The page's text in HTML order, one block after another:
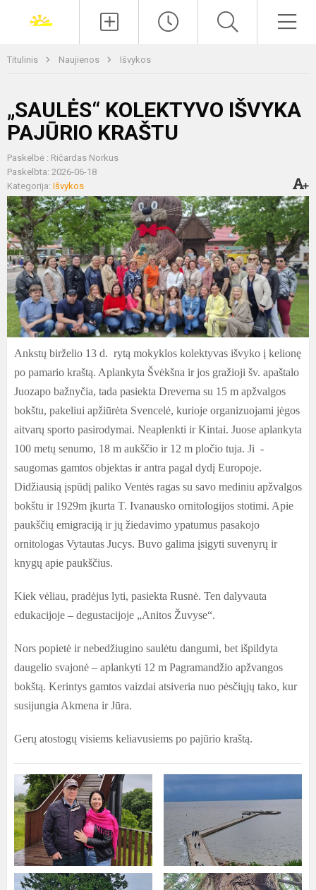
Titulinis Naujienos Išvykos
„SAULĖS“ KOLEKTYVO IŠVYKA
PAJŪRIO KRAŠTU
Paskelbė : Ričardas Norkus
Paskelbta: 2026-06-18
Kategorija: Išvykos
Ankstų birželio 13 d. rytą mokyklos kolektyvas išvyko į kelionę
po pamario kraštą. Aplankyta Švėkšna ir jos gražioji šv. apaštalo
Juozapo bažnyčia, tada pasiekta Dreverna su 15 m apžvalgos
bokštu, pakeliui apžiūrėta Svencelė, kurioje organizuojami jėgos
aitvarų sporto pasirodymai. Neaplenkti ir Kintai. Juose aplankyta
100 metų senumo, 18 m aukščio ir 12 m pločio tuja. Ji -
saugomas gamtos objektas ir antra pagal dydį Europoje.
Didžiausią įspūdį paliko Ventės ragas su savo mediniu apžvalgos
bokštu ir 1929m įkurta T. Ivanausko ornitologijos stotimi. Apie
paukščių emigraciją ir jų žiedavimo ypatumus pasakojo
ornitologas Vytautas Jucys. Buvo galima įsigyti suvenyrų ir
knygų apie paukščius.
Kiek vėliau, pradėjus lyti, pasiekta Rusnė. Ten dalyvauta
edukacijoje – degustacijoje „Anitos Žuvyse“.
Nors popietė ir nebedžiugino saulėtu dangumi, bet išpildyta
daugelio svajonė – aplankyti 12 m Pagramandžio apžvangos
bokštą. Kerintys gamtos vaizdai atsiveria nuo pėsčiųjų tako, kur
susijungia Akmena ir Jūra.
Gerų atostogų visiems keliavusiems po pajūrio kraštą.